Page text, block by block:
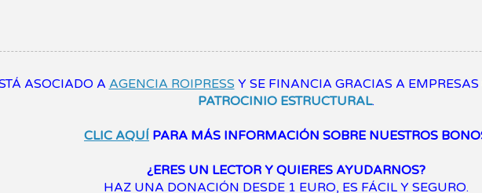
ASOCIADO A AGENCIA ROIPRESS Y SE FINANCIA GRACIAS A
PATROCINIO ESTRUCTURAL.
CLIC AQUÍ PARA MÁS INFORMACIÓN SOBRE NUESTROS
¿ERES UN LECTOR Y QUIERES AYUDARNOS?
HAZ UNA DONACIÓN DESDE 1 EURO, ES FÁCIL Y SEGURO.